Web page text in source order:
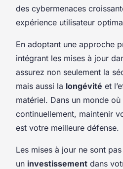
des cybermenaces
expérience utilisateur
En adoptant une approche
intégrant les mises à jour
assurez non seulement la
mais aussi la longévité et
matériel. Dans un monde
continuellement, maintenir
est votre meilleure défense.
Les mises à jour ne sont
un investissement dans